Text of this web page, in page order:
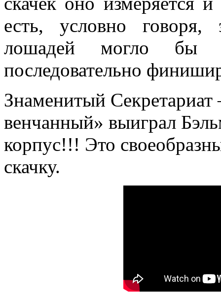
есть, условно говоря,
лошадей могло бы
последовательно
Знаменитый
венчанный» выиграл
корпус!!! Это
скачку.